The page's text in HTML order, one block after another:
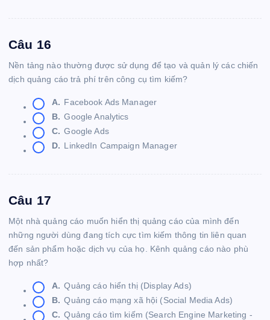
Câu 16
Nền tảng nào thường được sử dụng để tạo và quản lý các chiến
dịch quảng cáo trả phí trên công cụ tìm kiếm?
A. Facebook Ads Manager
B. Google Analytics
C. Google Ads
D. LinkedIn Campaign Manager
Câu 17
Một nhà quảng cáo muốn hiển thị quảng cáo của mình đến
những người dùng đang tích cực tìm kiếm thông tin liên quan
đến sản phẩm hoặc dịch vụ của họ. Kênh quảng cáo nào phù
hợp nhất?
A. Quảng cáo hiển thị (Display Ads)
B. Quảng cáo mạng xã hội (Social Media Ads)
C. Quảng cáo tìm kiếm (Search Engine Marketing -